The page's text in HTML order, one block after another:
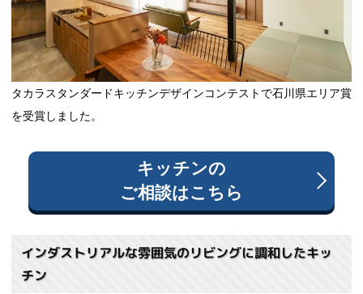
タカラスタンダードキッチンデザインコンテストで石川県エリア賞
を受賞しました。
キッチンの
ご相談はこちら
インダストリアルな雰囲気のリビングに調和したキッ
チン